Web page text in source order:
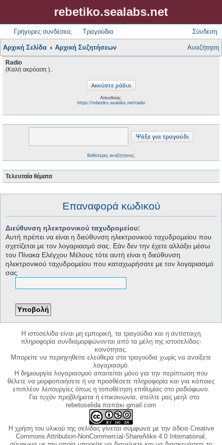
rebetiko.sealabs.net
Γρήγορες συνδέσεις Τραγούδια Σύνδεση
Αρχική Σελίδα Αρχική Συζητήσεων Αναζήτηση
Radio
(Καλή ακρόαση )..
Απευθείας:
https://rebetiko.sealabs.net/radio
Βαθύτερες αναζητήσεις;
Τελευταία θέματα
Επαναφορά κωδικού
Διεύθυνση ηλεκτρονικού ταχυδρομείου:
Αυτή πρέπει να είναι η διεύθυνση ηλεκτρονικού ταχυδρομείου που
σχετίζεται με τον λογαριασμό σας. Εάν δεν την έχετε αλλάξει μέσω
του Πίνακα Ελέγχου Μέλους τότε αυτή είναι η διεύθυνση
ηλεκτρονικού ταχυδρομείου που καταχωρήσατε με τον λογαριασμό
σας
Η ιστοσελίδα είναι μη εμπορική, τα τραγούδια και η αντίστοιχη
πληροφορία συνδιαμορφώνονται από τα μέλη της ιστοσελίδας-
κοινότητας.
Μπορείτε να περιηγηθείτε ελεύθερα στα τραγούδια χωρίς να ανοίξετε
λογαριασμό.
Η δημιουργία λογαριασμού απαιτείται μόνο για την περίπτωση που
θέλετε να μορφοποιήσετε ή να προσθέσετε πληροφορία και για κάποιες
επιπλέον λειτουργίες όπως η τοποθέτηση επιθυμίας στο ραδιόφωνο.
Για τυχόν προβλήματα ή επικοινωνία, στείλτε μας μεηλ στο
rebetoselida παπάκι gmail.com
Η χρήση του υλικού της σελίδας γίνεται σύμφωνα με την άδεια Creative
Commons Attribution-NonCommercial-ShareAlike 4.0 International,